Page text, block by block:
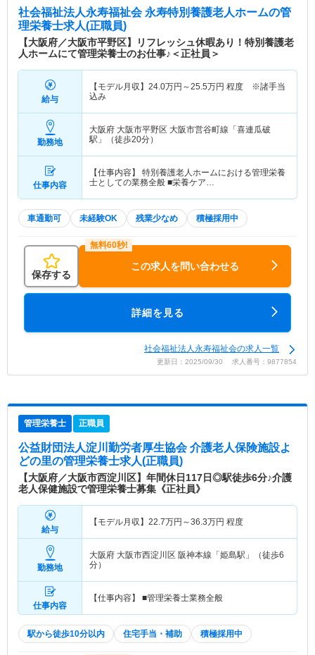
社会福祉法人永寿福祉会 永寿特別養護老人ホームの管
理栄養士求人(正職員)
【大阪府／大阪市平野区】リフレッシュ休暇あり！特別養護老
人ホームにて管理栄養士のお仕事♪＜正社員＞
給与
【モデル月収】 24.0万円～25.5万円 程度 ※諸手当
込み
勤務地
大阪府 大阪市平野区 大阪市営谷町線「喜連瓜破
駅」（徒歩20分）
仕事内容
【仕事内容】 特別養護老人ホームにおける管理栄養
士としての業務全般 ■栄養ケア…
車通勤可 未経験OK 残業少なめ 積極採用中
保存する
この求人を問い合わせる
詳細を見る
社会福祉法人永寿福祉会の求人一覧
更新日：2025/09/30 求人番号：9877854
管理栄養士 正職員
公益財団法人淀川勤労者厚生協会 介護老人保険施設よ
どの里の管理栄養士求人(正職員)
【大阪府／大阪市西淀川区】年間休日117日◎駅徒歩6分♪介護
老人保健施設で管理栄養士募集《正社員》
給与
【モデル月収】 22.7万円～36.3万円 程度
勤務地
大阪府 大阪市西淀川区 阪神本線「姫島駅」（徒歩6
分）
仕事内容
【仕事内容】 ■管理栄養士業務全般
駅から徒歩10分以内 住宅手当・補助 積極採用中